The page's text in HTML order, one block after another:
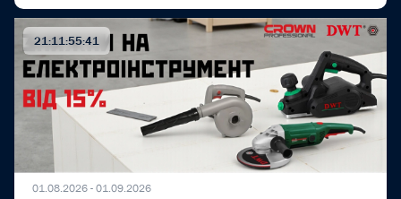
01.08.2026 - 01.09.2026
21:11:55:40